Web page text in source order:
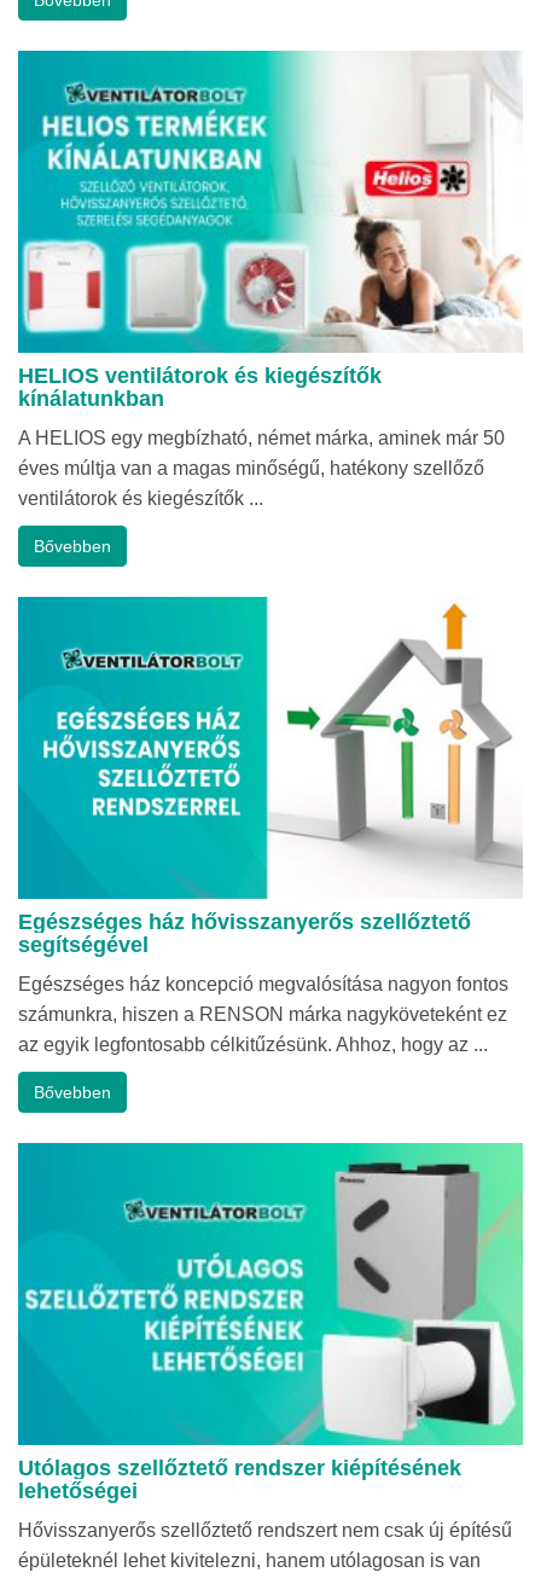
HELIOS ventilátorok és kiegészítők
kínálatunkban
A HELIOS egy megbízható, német márka, aminek már 50
éves múltja van a magas minőségű, hatékony szellőző
ventilátorok és kiegészítők ...
Bővebben
Egészséges ház hővisszanyerős szellőztető
segítségével
Egészséges ház koncepció megvalósítása nagyon fontos
számunkra, hiszen a RENSON márka nagyköveteként ez
az egyik legfontosabb célkitűzésünk. Ahhoz, hogy az ...
Bővebben
Utólagos szellőztető rendszer kiépítésének
lehetőségei
Hővisszanyerős szellőztető rendszert nem csak új építésű
épületeknél lehet kivitelezni, hanem utólagosan is van